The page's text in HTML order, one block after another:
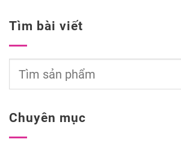
Tìm bài viết
Chuyên mục